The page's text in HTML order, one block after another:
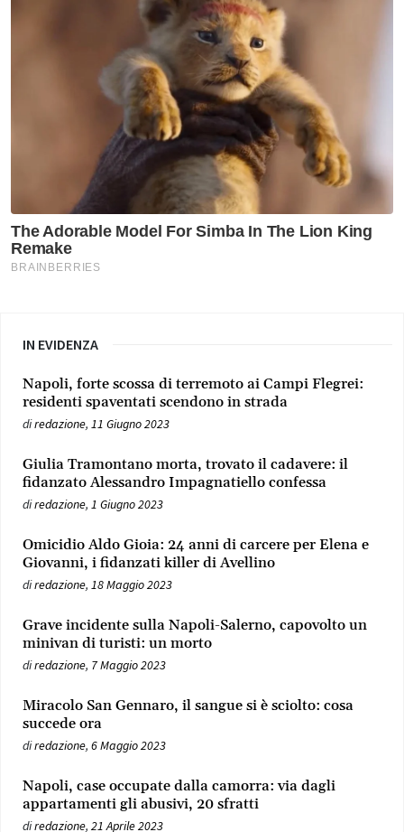
IN EVIDENZA
Napoli, forte scossa di terremoto ai Campi Flegrei:
residenti spaventati scendono in strada
diredazione, 11 Giugno 2023
Giulia Tramontano morta, trovato il cadavere: il
fidanzato Alessandro Impagnatiello confessa
diredazione, 1 Giugno 2023
Omicidio Aldo Gioia: 24 anni di carcere per Elena e
Giovanni, i fidanzati killer di Avellino
diredazione, 18 Maggio 2023
Grave incidente sulla Napoli-Salerno, capovolto un
minivan di turisti: un morto
diredazione, 7 Maggio 2023
Miracolo San Gennaro, il sangue si è sciolto: cosa
succede ora
diredazione, 6 Maggio 2023
Napoli, case occupate dalla camorra: via dagli
appartamenti gli abusivi, 20 sfratti
diredazione, 21 Aprile 2023